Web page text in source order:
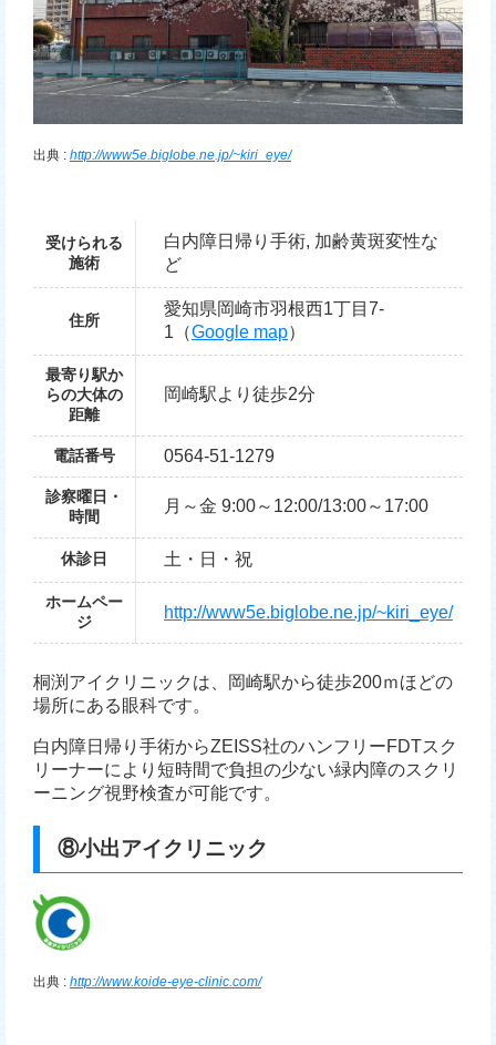
出典 : http://www5e.biglobe.ne.jp/~kiri_eye/
受けられる
施術
白内障日帰り手術, 加齢黄斑変性な
ど
住所
愛知県岡崎市羽根西1丁目7-
1（Google map）
最寄り駅か
らの大体の
距離
岡崎駅より徒歩2分
電話番号 0564-51-1279
診察曜日・
時間
月～金 9:00～12:00/13:00～17:00
休診日 土・日・祝
ホームペー
ジ
http://www5e.biglobe.ne.jp/~kiri_eye/
桐渕アイクリニックは、岡崎駅から徒歩200ｍほどの
場所にある眼科です。
白内障日帰り手術からZEISS社のハンフリーFDTスク
リーナーにより短時間で負担の少ない緑内障のスクリ
ーニング視野検査が可能です。
⑧小出アイクリニック
出典 : http://www.koide-eye-clinic.com/